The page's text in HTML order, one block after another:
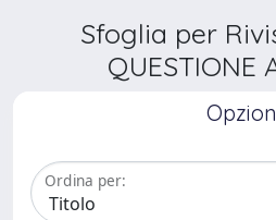
Sfoglia per
QUESTIONE
Ordina per: